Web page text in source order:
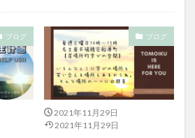
ブログ ブログ
2021年11月29日
2021年11月29日